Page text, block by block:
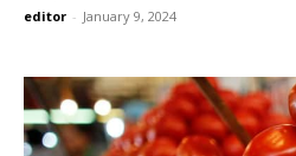
editor - January 9, 2024